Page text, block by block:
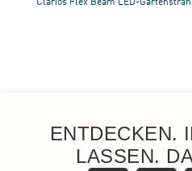
ENTDECKEN.
LASSEN.